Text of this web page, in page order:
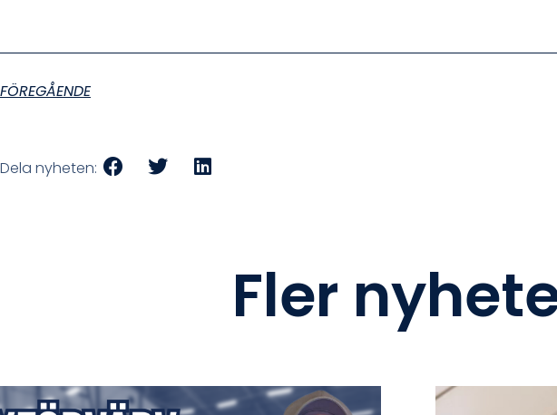
FÖREGÅENDE
Dela nyheten:
Fler